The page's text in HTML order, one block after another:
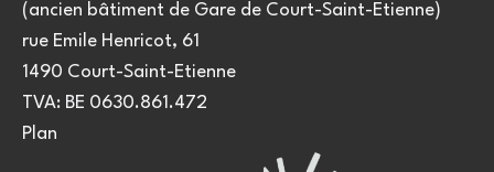
(ancien bâtiment de Gare de Court-Saint-Etienne)
rue Emile Henricot, 61
1490 Court-Saint-Etienne
TVA: BE 0630.861.472
Plan